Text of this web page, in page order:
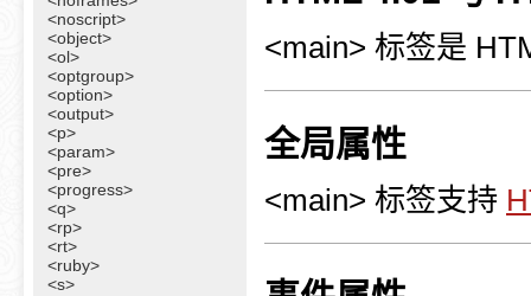
<noscript>
<object>
<ol>
<optgroup>
<option>
<output>
<p>
<param>
<pre>
<progress>
<q>
<rp>
<rt>
<ruby>
<s>
<main> 标签是
全局属性
<main> 标签支持